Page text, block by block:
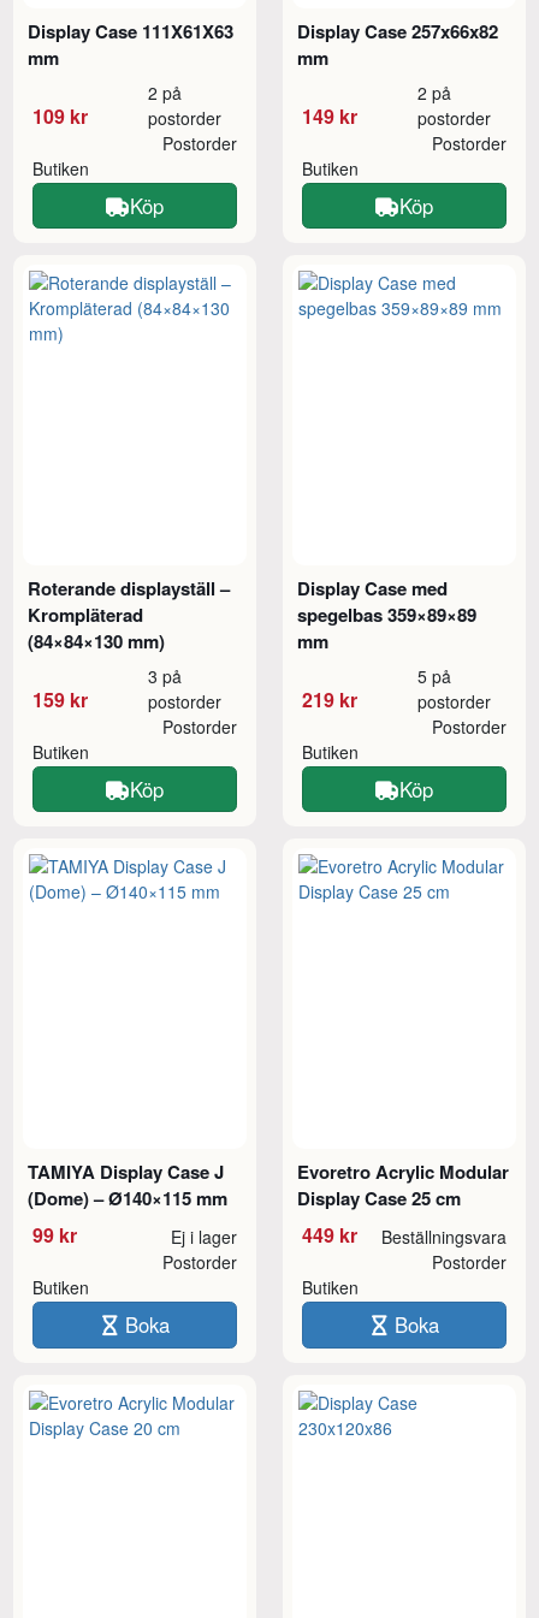
Display Case 111X61X63
mm
109 kr
2 på
postorder
Butiken
Postorder
Köp
Display Case 257x66x82
mm
149 kr
2 på
postorder
Butiken
Postorder
Köp
Roterande displayställ –
Krompläterad
(84×84×130 mm)
159 kr
3 på
postorder
Butiken
Postorder
Köp
Display Case med
spegelbas 359×89×89
mm
219 kr
5 på
postorder
Butiken
Postorder
Köp
TAMIYA Display Case J
(Dome) – Ø140×115 mm
99 kr Ej i lager
Butiken
Postorder
Boka
Evoretro Acrylic Modular
Display Case 25 cm
449 kr Beställningsvara
Butiken
Postorder
Boka